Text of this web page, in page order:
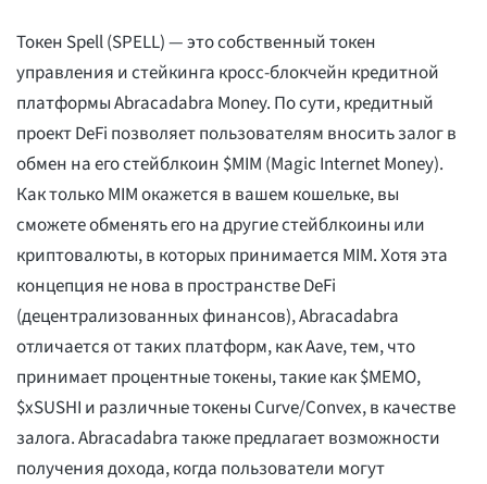
Токен Spell (SPELL) — это собственный токен
управления и стейкинга кросс-блокчейн кредитной
платформы Abracadabra Money. По сути, кредитный
проект DeFi позволяет пользователям вносить залог в
обмен на его стейблкоин $MIM (Magic Internet Money).
Как только MIM окажется в вашем кошельке, вы
сможете обменять его на другие стейблкоины или
криптовалюты, в которых принимается MIM. Хотя эта
концепция не нова в пространстве DeFi
(децентрализованных финансов), Abracadabra
отличается от таких платформ, как Aave, тем, что
принимает процентные токены, такие как $MEMO,
$xSUSHI и различные токены Curve/Convex, в качестве
залога. Abracadabra также предлагает возможности
получения дохода, когда пользователи могут